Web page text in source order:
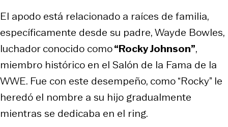
El apodo está relacionado a raíces de familia,
específicamente desde su padre, Wayde Bowles,
luchador conocido como“Rocky Johnson”,
miembro histórico en el Salón de la Fama de la
WWE. Fue con este desempeño, como “Rocky” le
heredó el nombre a su hijo gradualmente
mientras se dedicaba en el ring.